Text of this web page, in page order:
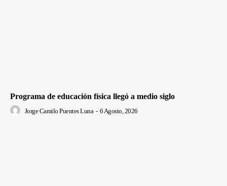
Programa de educación física llegó a medio siglo
Jorge Camilo Puentes Luna - 6 Agosto, 2026